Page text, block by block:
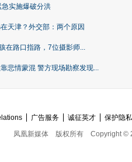
实施爆破分洪
天津？外交部：两个原因
在路口指路，7位摄影师...
悲情蒙混 警方现场勘察发现...
广告服务 诚征英才
保护隐
凤凰新媒体
版权所有 Copyright ©